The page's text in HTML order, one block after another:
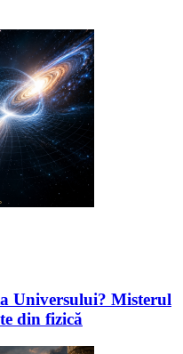
Universului? Misterul
din fizică